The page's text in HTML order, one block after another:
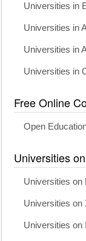
Universities in
Universities in
Universities in
Universities in
Free Online
Open
Universities
Universities on
Universities on
Universities on